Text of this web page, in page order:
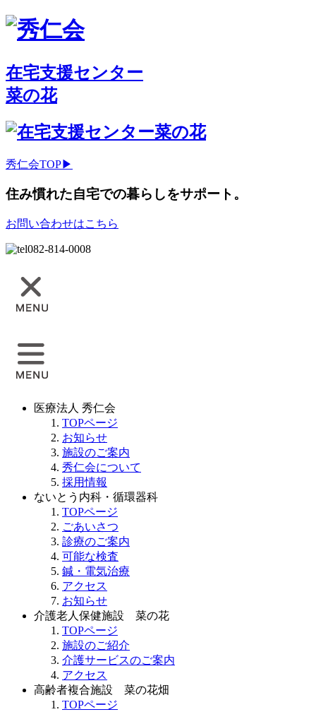
在宅支援センター
菜の花
秀仁会TOP▶
住み慣れた自宅での暮らしをサポート。
お問い合わせはこちら
082-814-0008
医療法人 秀仁会
TOPページ
お知らせ
施設のご案内
秀仁会について
採用情報
ないとう内科・循環器科
TOPページ
ごあいさつ
診療のご案内
可能な検査
鍼・電気治療
アクセス
お知らせ
介護老人保健施設 菜の花
TOPページ
施設のご紹介
介護サービスのご案内
アクセス
高齢者複合施設 菜の花畑
TOPページ